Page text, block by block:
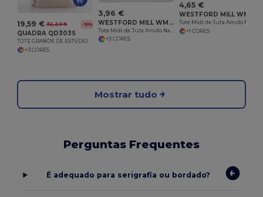
19,59 € 32,20 € -39%
QUADRA QD303S
TOTE GRANDE DE ESTÚDIO
+3 CORES
3,96 €
WESTFORD MILL WM473
+5 CORES
4,65 €
+1 CORES
Mostrar tudo
Perguntas Frequentes
É adequado para serigrafia ou bordado?